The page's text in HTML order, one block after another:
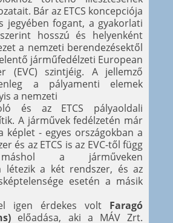
Bár az ETCS koncepciója
jegyében fogant, a gyakorlati
hosszú és helyenként
a nemzeti berendezésektől
járműfedélzeti European
(EVC) szintjéig. A jellemző
a pályamenti elemek
a nemzeti
és az ETCS pályaoldali
A járművek fedélzetén már
képlet - egyes országokban a
és az ETCS is az EVC-től függ
a járműveken
létezik a két rendszer, és az
esetén a másik
igen érdekes volt Faragó
előadása, aki a MÁV Zrt.